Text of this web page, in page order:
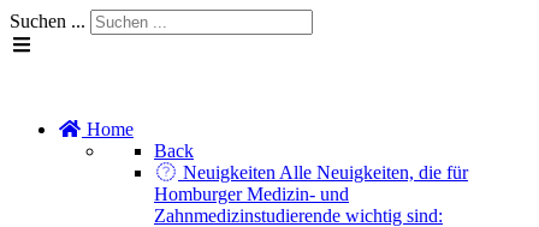
Suchen ...
Home
Back
Neuigkeiten Alle Neuigkeiten, die für
Homburger Medizin- und
Zahnmedizinstudierende wichtig sind: